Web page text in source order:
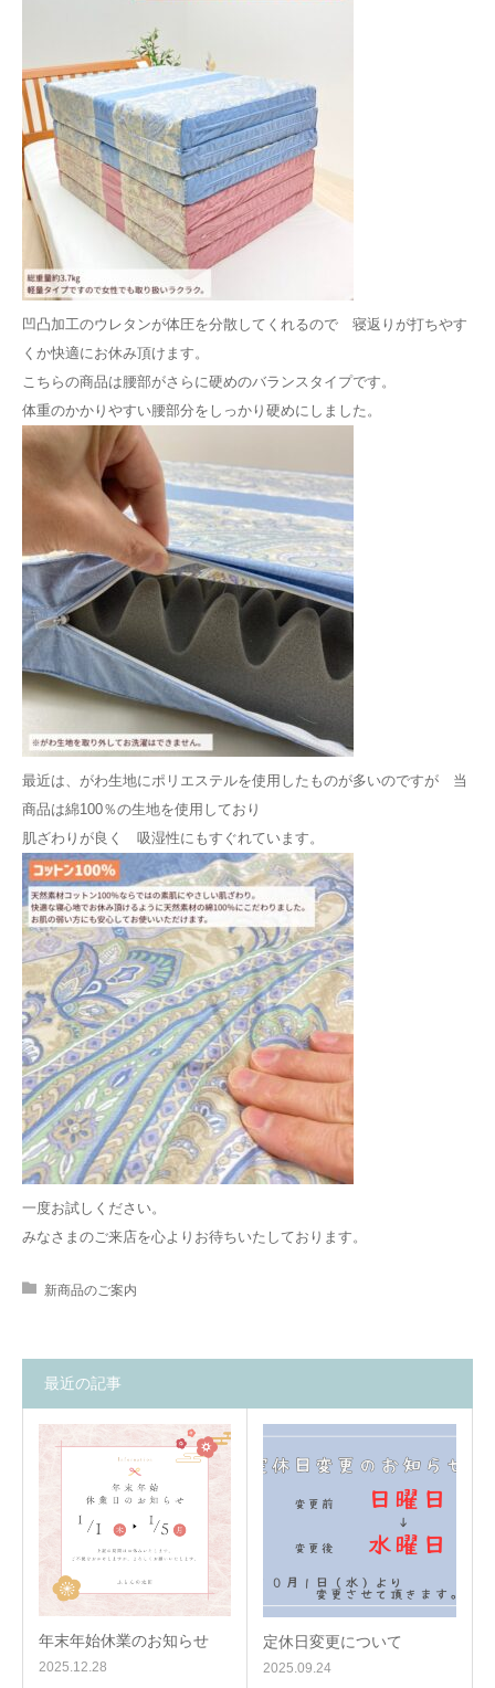
凹凸加工のウレタンが体圧を分散してくれるので 寝返りが打ちやす
くか快適にお休み頂けます。
こちらの商品は腰部がさらに硬めのバランスタイプです。
体重のかかりやすい腰部分をしっかり硬めにしました。
最近は、がわ生地にポリエステルを使用したものが多いのですが 当
商品は綿100％の生地を使用しており
肌ざわりが良く 吸湿性にもすぐれています。
一度お試しください。
みなさまのご来店を心よりお待ちいたしております。
新商品のご案内
最近の記事
年末年始休業のお知らせ
2025.12.28
定休日変更について
2025.09.24